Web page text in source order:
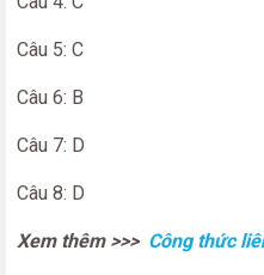
Câu 5: C
Câu 6: B
Câu 7: D
Câu 8: D
Xem thêm >>> Công thức